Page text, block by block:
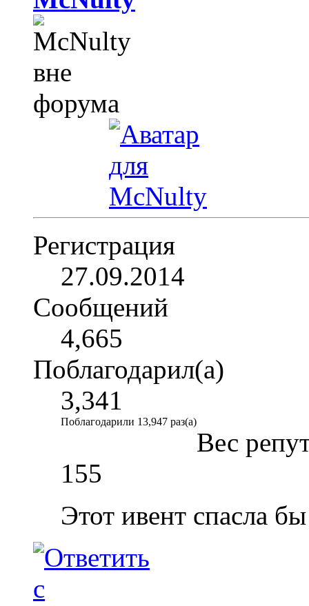
Регистрация
27.09.2014
Сообщений
4,665
Поблагодарил(а)
3,341
Поблагодарили 13,947 раз(а)
Вес
155
Этот ивент спасла